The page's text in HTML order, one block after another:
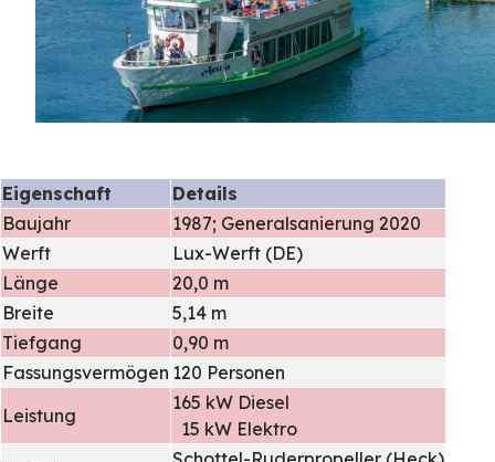
Eigenschaft
Details
Baujahr
1987; Generalsanierung 2020
Werft
Lux-Werft (DE)
Länge
20,0 m
Breite
5,14 m
Tiefgang
0,90 m
Fassungsvermögen 120 Personen
Leistung
165 kW Diesel
15 kW Elektro